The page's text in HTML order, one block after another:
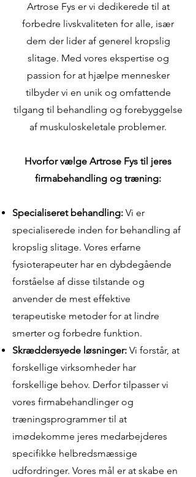
Artrose Fys er vi dedikerede til at
forbedre livskvaliteten for alle, især
dem der lider af generel kropslig
slitage. Med vores ekspertise og
passion for at hjælpe mennesker
tilbyder vi en unik og omfattende
tilgang til behandling og forebyggelse
af muskuloskeletale problemer.
Hvorfor vælge Artrose Fys til jeres
firmabehandling og træning:
Specialiseret behandling: Vi er
specialiserede inden for behandling af
kropslig slitage. Vores erfarne
fysioterapeuter har en dybdegående
forståelse af disse tilstande og
anvender de mest effektive
terapeutiske metoder for at lindre
smerter og forbedre funktion.
Skræddersyede løsninger: Vi forstår, at
forskellige virksomheder har
forskellige behov. Derfor tilpasser vi
vores firmabehandlinger og
træningsprogrammer til at
imødekomme jeres medarbejderes
specifikke helbredsmæssige
udfordringer. Vores mål er at skabe en